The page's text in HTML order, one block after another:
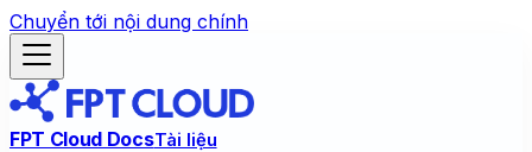
Chuyển tới nội dung chính
FPT Cloud DocsTài liệu